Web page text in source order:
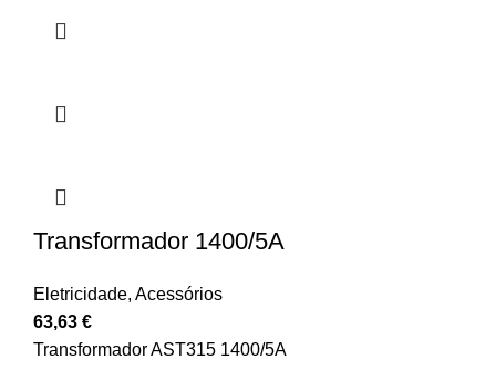
Transformador 1400/5A
Eletricidade, Acessórios
63,63 €
Transformador AST315 1400/5A